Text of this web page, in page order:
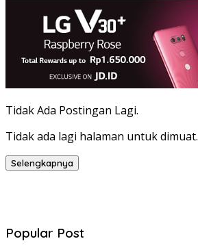
Tidak Ada Postingan Lagi.
Tidak ada lagi halaman untuk dimuat.
Selengkapnya
Popular Post